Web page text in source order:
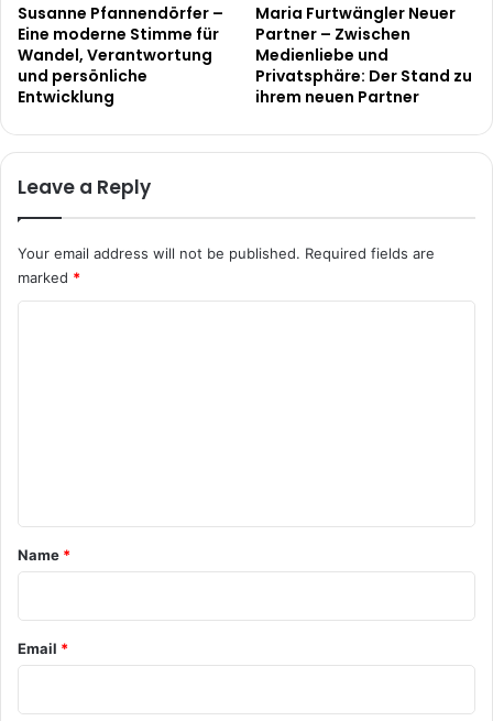
Susanne Pfannendörfer –
Eine moderne Stimme für
Wandel, Verantwortung
und persönliche
Entwicklung
Maria Furtwängler Neuer
Partner – Zwischen
Medienliebe und
Privatsphäre: Der Stand zu
ihrem neuen Partner
Leave a Reply
Your email address will not be published. Required fields are
marked *
*
Name *
Email *